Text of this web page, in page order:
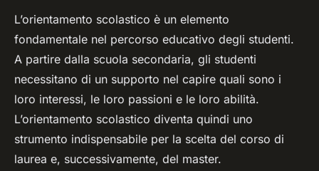
L’orientamento scolastico è un elemento
fondamentale nel percorso educativo degli studenti.
A partire dalla scuola secondaria, gli studenti
necessitano di un supporto nel capire quali sono i
loro interessi, le loro passioni e le loro abilità.
L’orientamento scolastico diventa quindi uno
strumento indispensabile per la scelta del corso di
laurea e, successivamente, del master.